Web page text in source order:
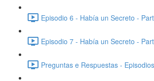
Episodio 6 - Había un Secreto -
Episodio 7 - Había un Secreto -
Preguntas e Respuestas -